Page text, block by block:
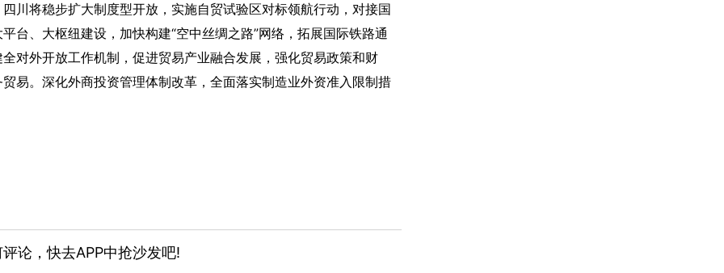
川将稳步扩大制度型开放，实施自贸试验区对标领航行动，对接国
台、大枢纽建设，加快构建“空中丝绸之路”网络，拓展国际铁路通
对外开放工作机制，促进贸易产业融合发展，强化贸易政策和财
易。深化外商投资管理体制改革，全面落实制造业外资准入限制措
论，快去APP中抢沙发吧!